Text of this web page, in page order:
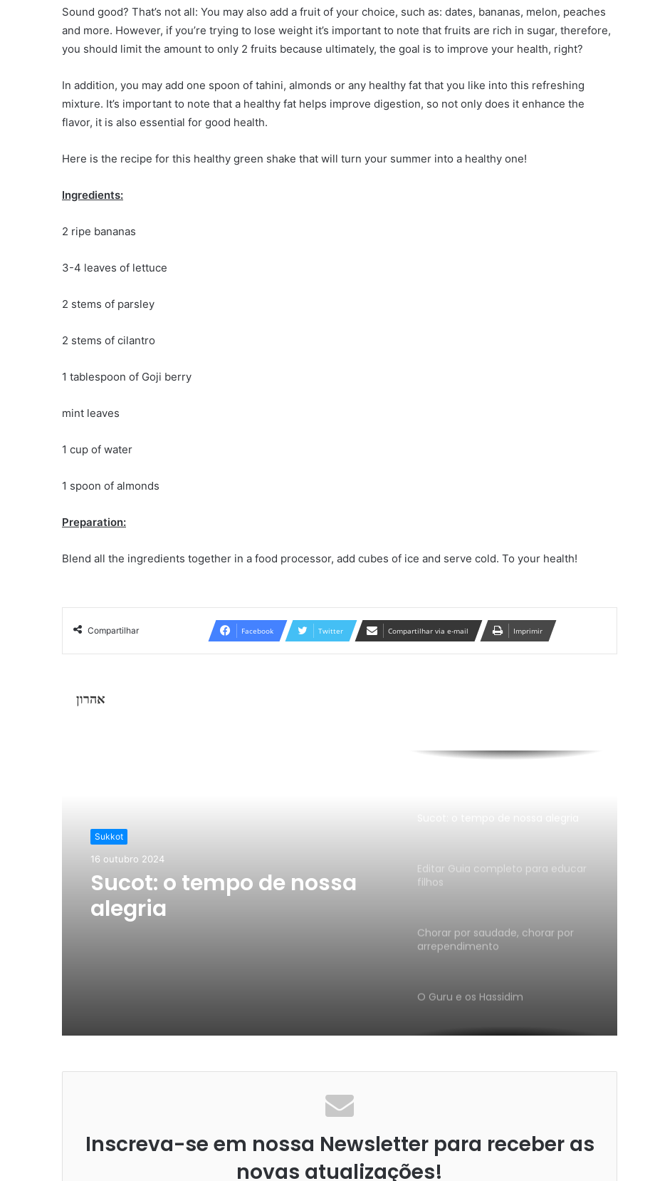
Sound good? That’s not all: You may also add a fruit of your choice, such as: dates, bananas, melon, peaches
and more. However, if you’re trying to lose weight it’s important to note that fruits are rich in sugar, therefore,
you should limit the amount to only 2 fruits because ultimately, the goal is to improve your health, right?
In addition, you may add one spoon of tahini, almonds or any healthy fat that you like into this refreshing
mixture. It’s important to note that a healthy fat helps improve digestion, so not only does it enhance the
flavor, it is also essential for good health.
Here is the recipe for this healthy green shake that will turn your summer into a healthy one!
Ingredients:
2 ripe bananas
3-4 leaves of lettuce
2 stems of parsley
2 stems of cilantro
1 tablespoon of Goji berry
mint leaves
1 cup of water
1 spoon of almonds
Preparation:
Blend all the ingredients together in a food processor, add cubes of ice and serve cold. To your health!
Compartilhar Facebook Twitter Compartilhar via e-mail Imprimir
אהרון
Sukkot
16 outubro 2024
Sucot: o tempo de nossa
alegria
O que comemoramos em Tu B’Av?
Seminário com o Rabino Zamir
Editar Guia completo para educar
filhos
Chorar por saudade, chorar por
arrependimento
O Guru e os Hassidim
misericórdia?
A conexão entre o preceito de
respeitar o Shabat e o preceito de
Inscreva-se em nossa Newsletter para receber as
novas atualizações!